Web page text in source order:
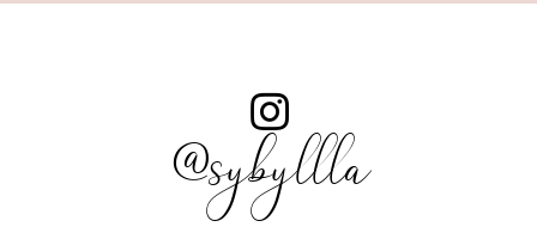
@sybyllla